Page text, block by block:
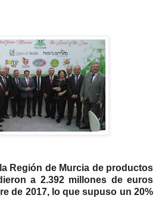
Región de Murcia de productos
a 2.392 millones de euros
de 2017, lo que supuso un 20%